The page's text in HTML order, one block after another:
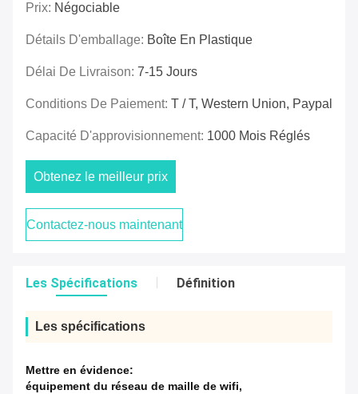
Prix: Négociable
Détails D'emballage: Boîte En Plastique
Délai De Livraison: 7-15 Jours
Conditions De Paiement: T / T, Western Union, Paypal
Capacité D'approvisionnement: 1000 Mois Réglés
Obtenez le meilleur prix
Contactez-nous maintenant
Les Spécifications Définition
Les spécifications
Mettre en évidence:
équipement du réseau de maille de wifi,